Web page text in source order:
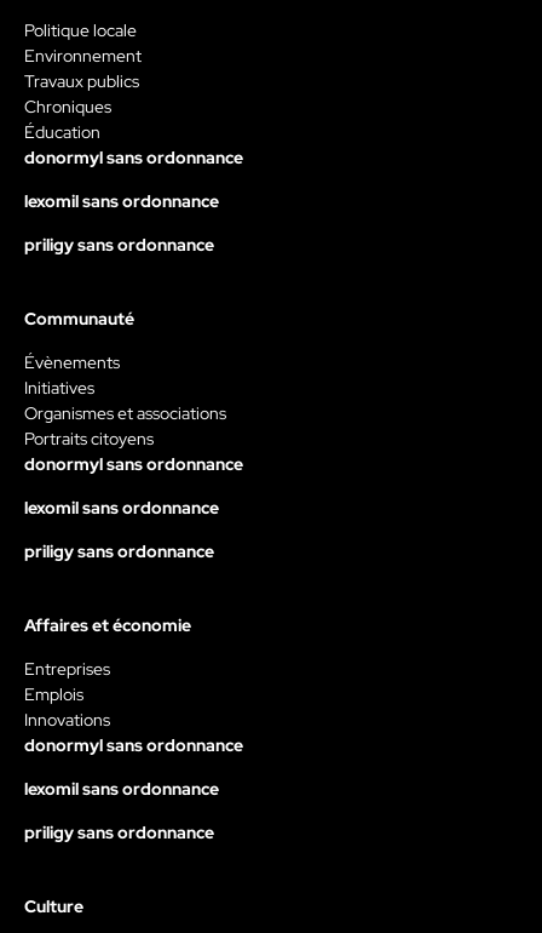
Politique locale
Environnement
Travaux publics
Chroniques
Éducation
donormyl sans ordonnance
lexomil sans ordonnance
priligy sans ordonnance
Communauté
Évènements
Initiatives
Organismes et associations
Portraits citoyens
donormyl sans ordonnance
lexomil sans ordonnance
priligy sans ordonnance
Affaires et économie
Entreprises
Emplois
Innovations
donormyl sans ordonnance
lexomil sans ordonnance
priligy sans ordonnance
Culture